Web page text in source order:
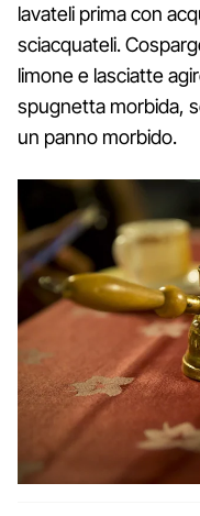
lavateli prima con
sciacquateli.
limone e lasciatte
spugnetta morbida,
un panno morbido.